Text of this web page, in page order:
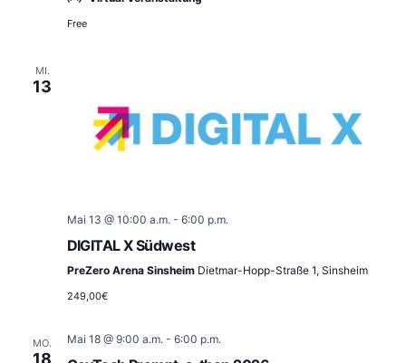
Free
MI.
13
Mai 13 @ 10:00 a.m. - 6:00 p.m.
DIGITAL X Südwest
PreZero Arena Sinsheim Dietmar-Hopp-Straße 1, Sinsheim
249,00€
MO.
18
Mai 18 @ 9:00 a.m. - 6:00 p.m.